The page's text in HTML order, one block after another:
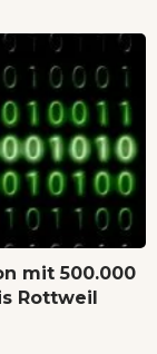
mit 500.000
Rottweil